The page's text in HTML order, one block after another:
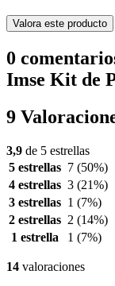
Valora este producto
0
Imse Kit de
9
3,9 de 5 estrellas
5 estrellas 7 (50%)
4 estrellas 3 (21%)
3 estrellas 1 (7%)
2 estrellas 2 (14%)
1 estrella
1 (7%)
14 valoraciones